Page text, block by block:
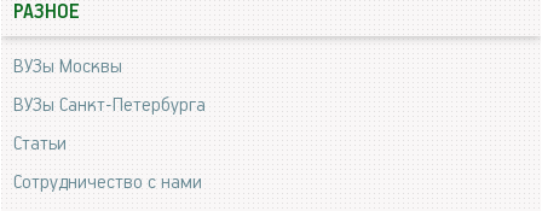
РАЗНОЕ
ВУЗы Москвы
ВУЗы Санкт-Петербурга
Статьи
Сотрудничество с нами